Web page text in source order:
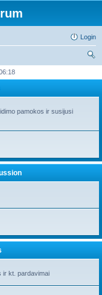
Login
pamokos ir susijusi
ir kt. pardavimai